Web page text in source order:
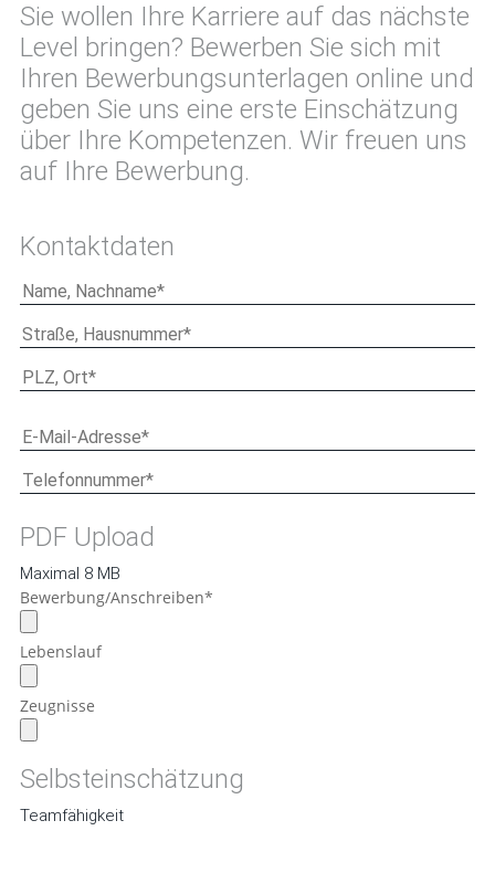
Sie wollen Ihre Karriere auf das nächste
Level bringen? Bewerben Sie sich mit
Ihren Bewerbungsunterlagen online und
geben Sie uns eine erste Einschätzung
über Ihre Kompetenzen. Wir freuen uns
auf Ihre Bewerbung.
Kontaktdaten
PDF Upload
Maximal 8 MB
Bewerbung/Anschreiben*
Lebenslauf
Zeugnisse
Selbsteinschätzung
Teamfähigkeit